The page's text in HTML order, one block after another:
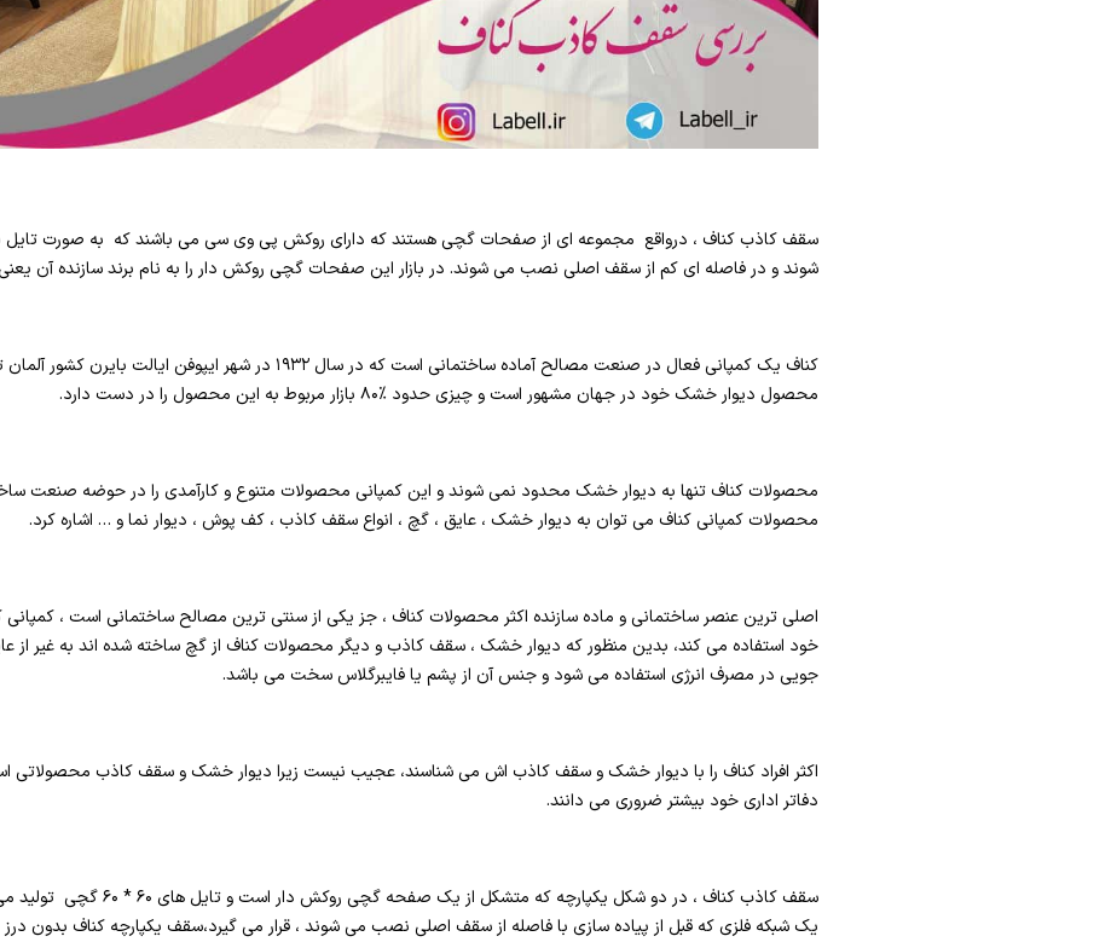
سقف کاذب کناف ، درواقع مجموعه ای از صفحات گچی هستند که دارای روکش پی وی سی می باشند که به صورت تایل
شوند و در فاصله ای کم از سقف اصلی نصب می شوند. در بازار این صفحات گچی روکش دار را به نام برند سازنده آن
کناف یک کمپانی فعال در صنعت مصالح آماده ساختمانی است که در سال ۱۹۳۲ در
محصول دیوار خشک خود در جهان مشهور است و چیزی حدود %۸۰ بازار مربوط به این محصول را در دست دارد.
محصولات کناف تنها به دیوار خشک محدود نمی شوند و این کمپانی محصولات متنوع و کارآمدی را در حوضه صنعت
محصولات کمپانی کناف می توان به دیوار خشک ، عایق ، گچ ، انواع سقف کاذب ، کف پوش ، دیوار نما و … اشاره کرد.
اصلی ترین عنصر ساختمانی و ماده سازنده اکثر محصولات کناف ، جز یکی از سنتی ترین مصالح ساختمانی است ، کمپانی
خود استفاده می کند، بدین منظور که دیوار خشک ، سقف کاذب و دیگر محصولات کناف از گچ ساخته شده اند به غیر از
جویی در مصرف انرژی استفاده می شود و جنس آن از پشم یا فایبرگلاس سخت می باشد.
اکثر افراد کناف را با دیوار خشک و سقف کاذب اش می شناسند، عجیب نیست زیرا دیوار خشک و سقف کاذب محصولاتی
دفاتر اداری خود بیشتر ضروری می دانند.
سقف کاذب کناف ، در دو شکل یکپارچه که
یک شبکه فلزی که قبل از پیاده سازی با فاصله از سقف اصلی نصب می شوند ، قرار می گیرد،سقف یکپارچه کناف بدون درز